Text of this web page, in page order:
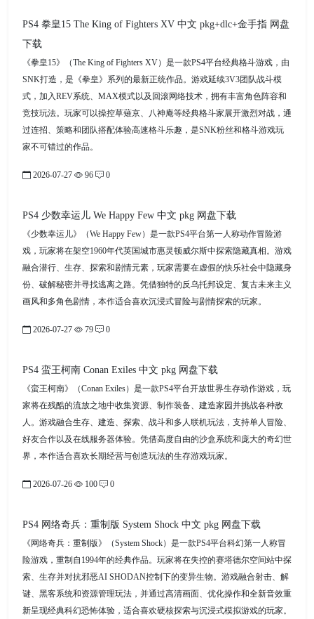
PS4 拳皇15 The King of Fighters XV 中文 pkg+dlc+金手指 网盘
下载
《拳皇15》（The King of Fighters XV）是一款PS4平台经典格斗游戏，由
SNK打造，是《拳皇》系列的最新正统作品。游戏延续3V3团队战斗模
式，加入REV系统、MAX模式以及回滚网络技术，拥有丰富角色阵容和
竞技玩法。玩家可以操控草薙京、八神庵等经典格斗家展开激烈对战，通
过连招、策略和团队搭配体验高速格斗乐趣，是SNK粉丝和格斗游戏玩
家不可错过的作品。
2026-07-27 96 0
PS4 少数幸运儿 We Happy Few 中文 pkg 网盘下载
《少数幸运儿》（We Happy Few）是一款PS4平台第一人称动作冒险游
戏，玩家将在架空1960年代英国城市惠灵顿威尔斯中探索隐藏真相。游戏
融合潜行、生存、探索和剧情元素，玩家需要在虚假的快乐社会中隐藏身
份、破解秘密并寻找逃离之路。凭借独特的反乌托邦设定、复古未来主义
画风和多角色剧情，本作适合喜欢沉浸式冒险与剧情探索的玩家。
2026-07-27 79 0
PS4 蛮王柯南 Conan Exiles 中文 pkg 网盘下载
《蛮王柯南》（Conan Exiles）是一款PS4平台开放世界生存动作游戏，玩
家将在残酷的流放之地中收集资源、制作装备、建造家园并挑战各种敌
人。游戏融合生存、建造、探索、战斗和多人联机玩法，支持单人冒险、
好友合作以及在线服务器体验。凭借高度自由的沙盒系统和庞大的奇幻世
界，本作适合喜欢长期经营与创造玩法的生存游戏玩家。
2026-07-26 100 0
PS4 网络奇兵：重制版 System Shock 中文 pkg 网盘下载
《网络奇兵：重制版》（System Shock）是一款PS4平台科幻第一人称冒
险游戏，重制自1994年的经典作品。玩家将在失控的赛塔德尔空间站中探
索、生存并对抗邪恶AI SHODAN控制下的变异生物。游戏融合射击、解
谜、黑客系统和资源管理玩法，并通过高清画面、优化操作和全新音效重
新呈现经典科幻恐怖体验，适合喜欢硬核探索与沉浸式模拟游戏的玩家。